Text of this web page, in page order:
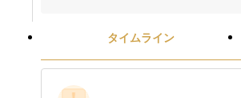
タイムライン